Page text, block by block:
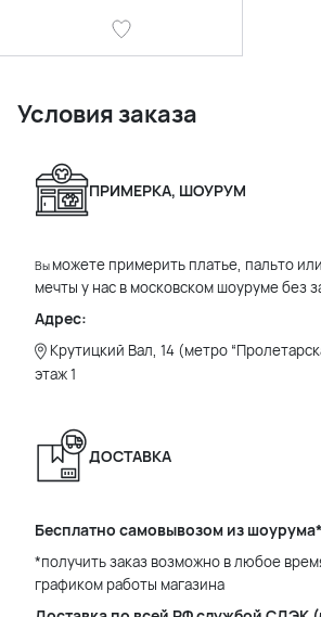
Условия заказа
ПРИМЕРКА, ШОУРУМ
Вы можете примерить платье, пальто
мечты у нас в московском шоуруме без
Адрес:
Крутицкий Вал, 14 (метро
этаж 1
ДОСТАВКА
Бесплатно самовывозом из шоурума*
*получить заказ возможно в любое
графиком работы магазина